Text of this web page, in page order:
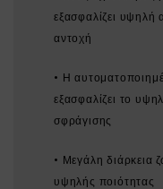
εξασφαλίζει
αντοχή
• Η
εξασφαλίζει το
σφράγισης
• Μεγάλη διάρκεια
υψηλής ποιότητας